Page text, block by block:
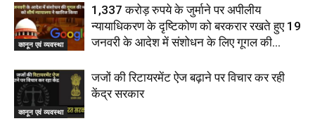
कानून एवं व्यवस्था
1,337 करोड़ रुपये के जुर्माने पर अपीलीय
न्यायाधिकरण के दृष्टिकोण को बरकरार रखते हुए 19
जनवरी के आदेश में संशोधन के लिए गूगल की...
कानून एवं व्यवस्था
जजों की रिटायरमेंट ऐज बढ़ाने पर विचार कर रही
केंद्र सरकार